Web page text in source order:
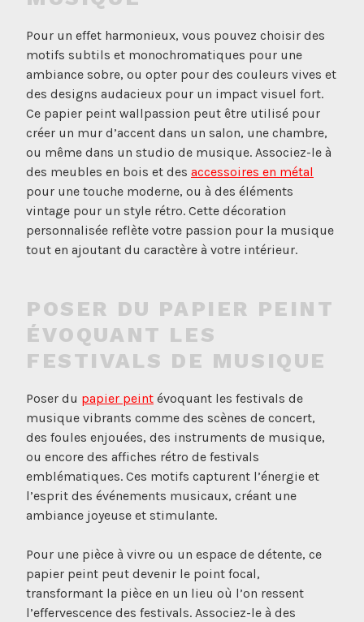
Pour un effet harmonieux, vous pouvez choisir des
motifs subtils et monochromatiques pour une
ambiance sobre, ou opter pour des couleurs vives et
des designs audacieux pour un impact visuel fort.
Ce papier peint wallpassion peut être utilisé pour
créer un mur d’accent dans un salon, une chambre,
ou même dans un studio de musique. Associez-le à
des meubles en bois et des accessoires en métal
pour une touche moderne, ou à des éléments
vintage pour un style rétro. Cette décoration
personnalisée reflète votre passion pour la musique
tout en ajoutant du caractère à votre intérieur.
POSER DU PAPIER PEINT
ÉVOQUANT LES
FESTIVALS DE MUSIQUE
Poser du papier peint évoquant les festivals de
musique vibrants comme des scènes de concert,
des foules enjouées, des instruments de musique,
ou encore des affiches rétro de festivals
emblématiques. Ces motifs capturent l’énergie et
l’esprit des événements musicaux, créant une
ambiance joyeuse et stimulante.
Pour une pièce à vivre ou un espace de détente, ce
papier peint peut devenir le point focal,
transformant la pièce en un lieu où l’on ressent
l’effervescence des festivals. Associez-le à des